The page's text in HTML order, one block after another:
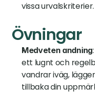
vissa urvalskriterier.
Övningar
Medveten andning
ett lugnt och
vandrar iväg,
tillbaka din